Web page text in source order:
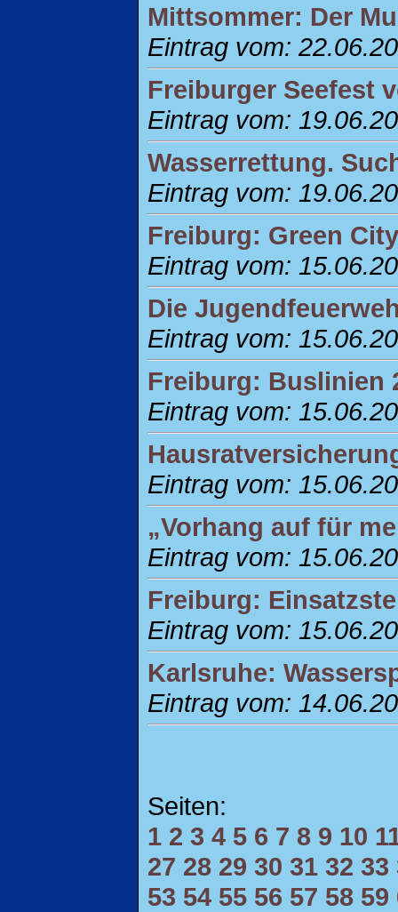
Mittsommer: Der
Eintrag vom:
Freiburger Seefest
Eintrag vom:
Wasserrettung.
Eintrag vom:
Freiburg: Green
Eintrag vom:
Die
Eintrag vom:
Freiburg: Buslinien
Eintrag vom:
Eintrag vom:
„Vorhang auf für
Eintrag vom:
Freiburg:
Eintrag vom:
Karlsruhe:
Eintrag vom:
Seiten:
1 2 3 4 5 6 7 8 9 10
27 28 29 30 31 32 33
53 54 55 56 57 58 59